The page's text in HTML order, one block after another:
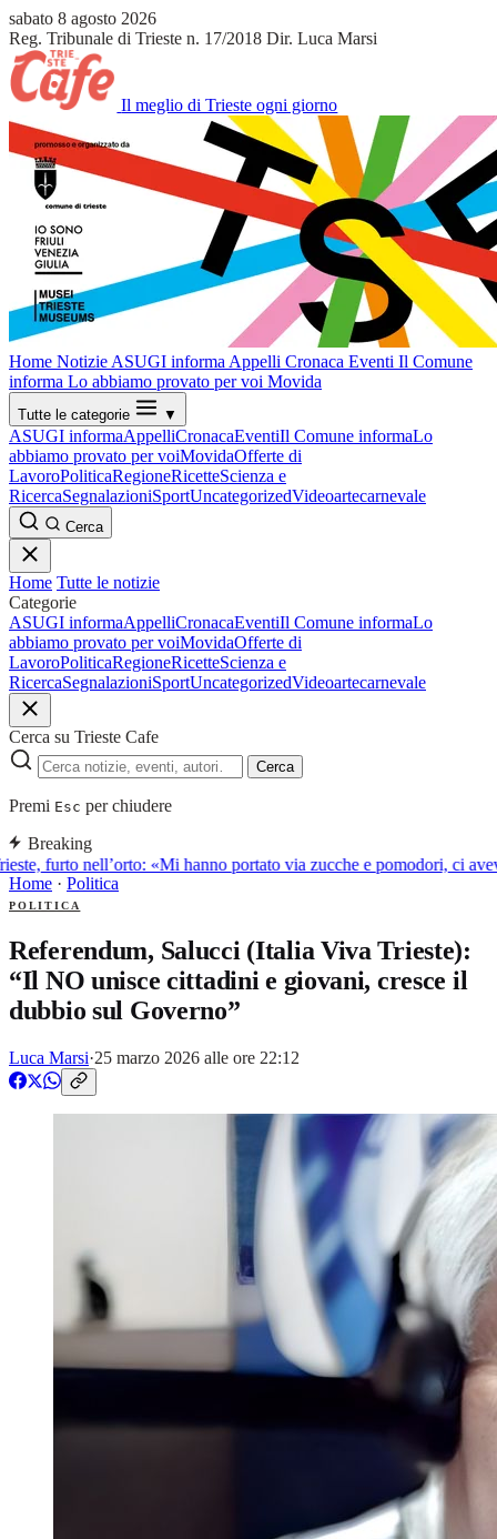
sabato 8 agosto 2026
Reg. Tribunale di Trieste n. 17/2018 Dir. Luca Marsi
Il meglio di Trieste ogni giorno
Home Notizie ASUGI informa Appelli Cronaca Eventi Il Comune
informa Lo abbiamo provato per voi Movida
Tutte le categorie ▼
ASUGI informaAppelliCronacaEventiIl Comune informaLo
abbiamo provato per voiMovidaOfferte di
LavoroPoliticaRegioneRicetteScienza e
RicercaSegnalazioniSportUncategorizedVideoartecarnevale
Cerca
Home Tutte le notizie
Categorie
ASUGI informaAppelliCronacaEventiIl Comune informaLo
abbiamo provato per voiMovidaOfferte di
LavoroPoliticaRegioneRicetteScienza e
RicercaSegnalazioniSportUncategorizedVideoartecarnevale
Cerca su Trieste Cafe
Cerca
Premi Esc per chiudere
Breaking
furto nell’orto: «Mi hanno portato via zucche e pomodori, ci
Home · Politica
POLITICA
Referendum, Salucci (Italia Viva Trieste):
“Il NO unisce cittadini e giovani, cresce il
dubbio sul Governo”
Luca Marsi·25 marzo 2026 alle ore 22:12